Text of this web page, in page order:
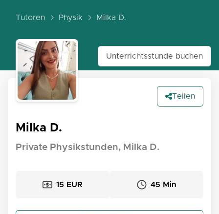
Tutoren Physik Milka D.
Unterrichtsstunde buchen
Teilen
Milka D.
Private Physikstunden, Milka D.
15 EUR 45 Min